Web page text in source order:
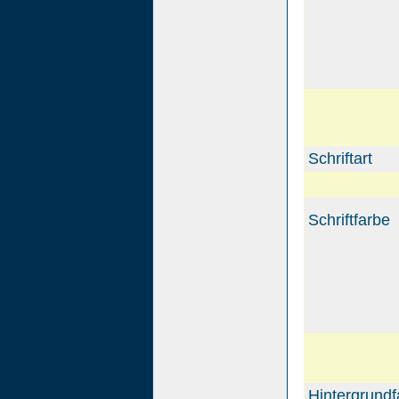
Schriftart
Schriftfarbe